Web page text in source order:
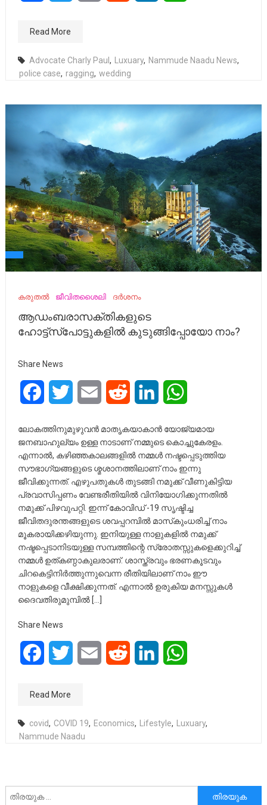
Read More
Advocate Charly Paul, Luxuary, Nammude Naadu News,
police case, ragging, wedding
കരുതൽ ജീവിതശൈലി ദർശനം
ആഡംബരാസക്തികളുടെ
ഹോട്ട്‌സ്‌പോട്ടുകളില്‍ കുടുങ്ങിപ്പോയോ നാം?
Share News
FacebookTwitter Email Reddit LinkedIn
ലോകത്തിനുമുഴുവന്‍ മാതൃകയാകാന്‍ യോജ്യമായ
ജനബാഹുല്യം ഉള്ള നാടാണ് നമ്മുടെ കൊച്ചുകേരളം.
എന്നാല്‍, കഴിഞ്ഞകാലങ്ങളില്‍ നമ്മള്‍ നഷ്ടപ്പെടുത്തിയ
സൗഭാഗ്യങ്ങളുടെ ശ്മശാനത്തിലാണ് നാം ഇന്നു
ജീവിക്കുന്നത്. എഴുപതുകള്‍ തുടങ്ങി നമുക്ക് വീണുകിട്ടിയ
പ്രവാസിപ്പണം വേണ്ടരീതിയില്‍ വിനിയോഗിക്കുന്നതില്‍
നമുക്ക് പിഴവുപറ്റി. ഇന്ന് കോവിഡ് -19 സൃഷ്ടിച്ച
ജീവിതദുരന്തങ്ങളുടെ ശവപ്പറമ്പില്‍ മാസ്‌കുംധരിച്ച് നാം
മൂകരായിക്കഴിയുന്നു. ഇനിയുള്ള നാളുകളില്‍ നമുക്ക്
നഷ്ടപ്പെടാനിടയുള്ള സമ്പത്തിന്റെ സ്രോതസ്സുകളെക്കുറിച്ച്
നമ്മള്‍ ഉത്കണ്ഠാകുലരാണ്. ശാസ്ത്രവും ഭരണകൂടവും
ചിറകെട്ടിനിര്‍ത്തുന്നുവെന്ന രീതിയിലാണ് നാം ഈ
നാളുകളെ വീക്ഷിക്കുന്നത്. എന്നാല്‍ ഉരുകിയ മനസ്സുകള്‍
ദൈവതിരുമുമ്പില്‍ […]
Share News
FacebookTwitter Email Reddit LinkedIn
Read More
covid, COVID 19, Economics, Lifestyle, Luxuary,
Nammude Naadu
അനേഷിക്കുക